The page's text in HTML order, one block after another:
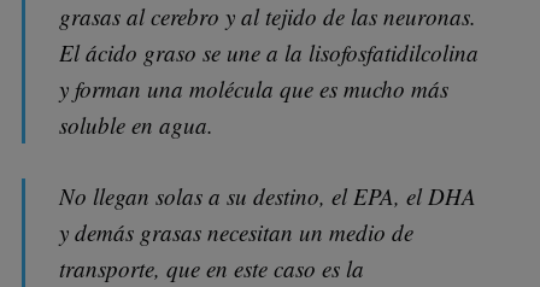
grasas al cerebro y al tejido de las neuronas.
El ácido graso se une a la lisofosfatidilcolina
y forman una molécula que es mucho más
soluble en agua.
No llegan solas a su destino, el EPA, el DHA
y demás grasas necesitan un medio de
transporte, que en este caso es la